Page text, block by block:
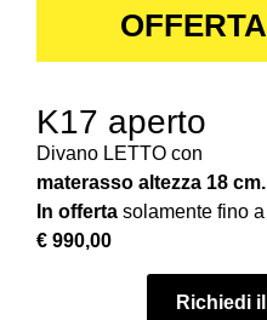
K17 aperto
Divano LETTO con
materasso altezza 18 cm.
In offerta solamente fino
€ 990,00
Richiedi